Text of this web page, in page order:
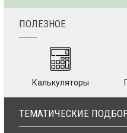
ПОЛЕЗНОЕ
Калькуляторы
ТЕМАТИЧЕСКИЕ